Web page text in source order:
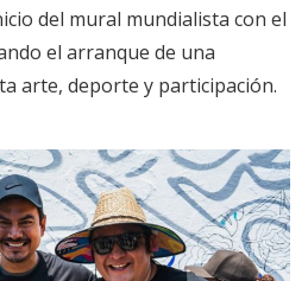
del mural mundialista con el
el arranque de una
arte, deporte y participación.